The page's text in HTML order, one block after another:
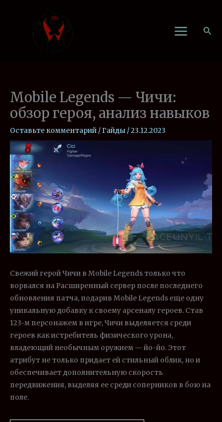
содержимому
Mobile Legends — Чичи:
обзор героя, анализ навыков
Оставьте комментарий /Гайды /23.12.2023
Свежий герой Чичи в Mobile Legends только что
ворвался на Расширенный сервер после последнего
обновления патча, подарив Mobile Legends еще одну
уникальную добавку к своему арсеналу героев. Став
123-м персонажем в игре, Чичи выделяется среди
героев как истребитель физического урона,
владеющий необычным оружием — йо-йо. Этот
атрибут не только придает ей стильный облик, но и
обеспечивает дополнительную скорость
передвижения, выделяя ее среди соперников в бою на
поле.